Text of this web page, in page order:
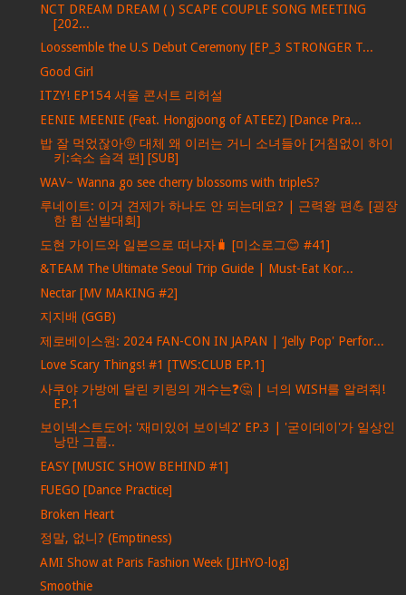
NCT DREAM DREAM ( ) SCAPE COUPLE SONG MEETING
[202...
Loossemble the U.S Debut Ceremony [EP_3 STRONGER T...
Good Girl
ITZY! EP154 서울 콘서트 리허설
EENIE MEENIE (Feat. Hongjoong of ATEEZ) [Dance Pra...
밥 잘 먹었잖아🤨 대체 왜 이러는 거니 소녀들아 [거침없이 하이
키:숙소 습격 편] [SUB]
WAV~ Wanna go see cherry blossoms with tripleS?
루네이트: 이거 견제가 하나도 안 되는데요? | 근력왕 편💪 [굉장
한 힘 선발대회]
도현 가이드와 일본으로 떠나자🧳 [미소로그😊 #41]
&TEAM The Ultimate Seoul Trip Guide | Must-Eat Kor...
Nectar [MV MAKING #2]
지지배 (GGB)
제로베이스원: 2024 FAN-CON IN JAPAN | ‘Jelly Pop' Perfor...
Love Scary Things! #1 [TWS:CLUB EP.1]
사쿠야 가방에 달린 키링의 개수는❓🤔 | 너의 WISH를 알려줘!
EP.1
보이넥스트도어: '재미있어 보이넥2' EP.3 | '굳이데이'가 일상인
낭만 그룹..
EASY [MUSIC SHOW BEHIND #1]
FUEGO [Dance Practice]
Broken Heart
정말, 없니? (Emptiness)
AMI Show at Paris Fashion Week [JIHYO-log]
Smoothie